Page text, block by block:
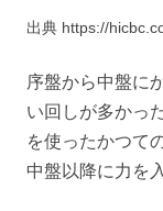
出典 https://
序盤から中盤に
い回しが多かっ
を使ったかつて
中盤以降に力を